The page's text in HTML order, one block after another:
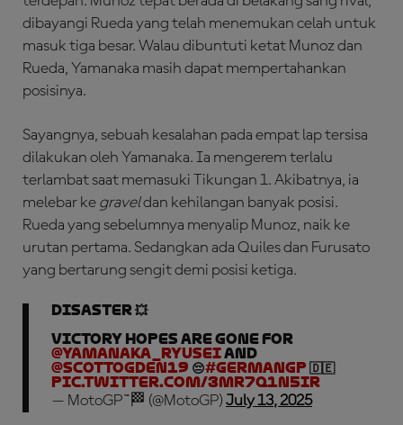
dibayangi Rueda yang telah menemukan celah untuk
masuk tiga besar. Walau dibuntuti ketat Munoz dan
Rueda, Yamanaka masih dapat mempertahankan
posisinya.
Sayangnya, sebuah kesalahan pada empat lap tersisa
dilakukan oleh Yamanaka. Ia mengerem terlalu
terlambat saat memasuki Tikungan 1. Akibatnya, ia
melebar ke graveldan kehilangan banyak posisi.
Rueda yang sebelumnya menyalip Munoz, naik ke
urutan pertama. Sedangkan ada Quiles dan Furusato
yang bertarung sengit demi posisi ketiga.
DISASTER 💥
Victory hopes are gone for
@yamanaka_ryuseiand
@ScottOgden19 😔#GermanGP 🇩🇪
pic.twitter.com/3Mr7Q1N5IR
— MotoGP™🏁 (@MotoGP) July 13, 2025